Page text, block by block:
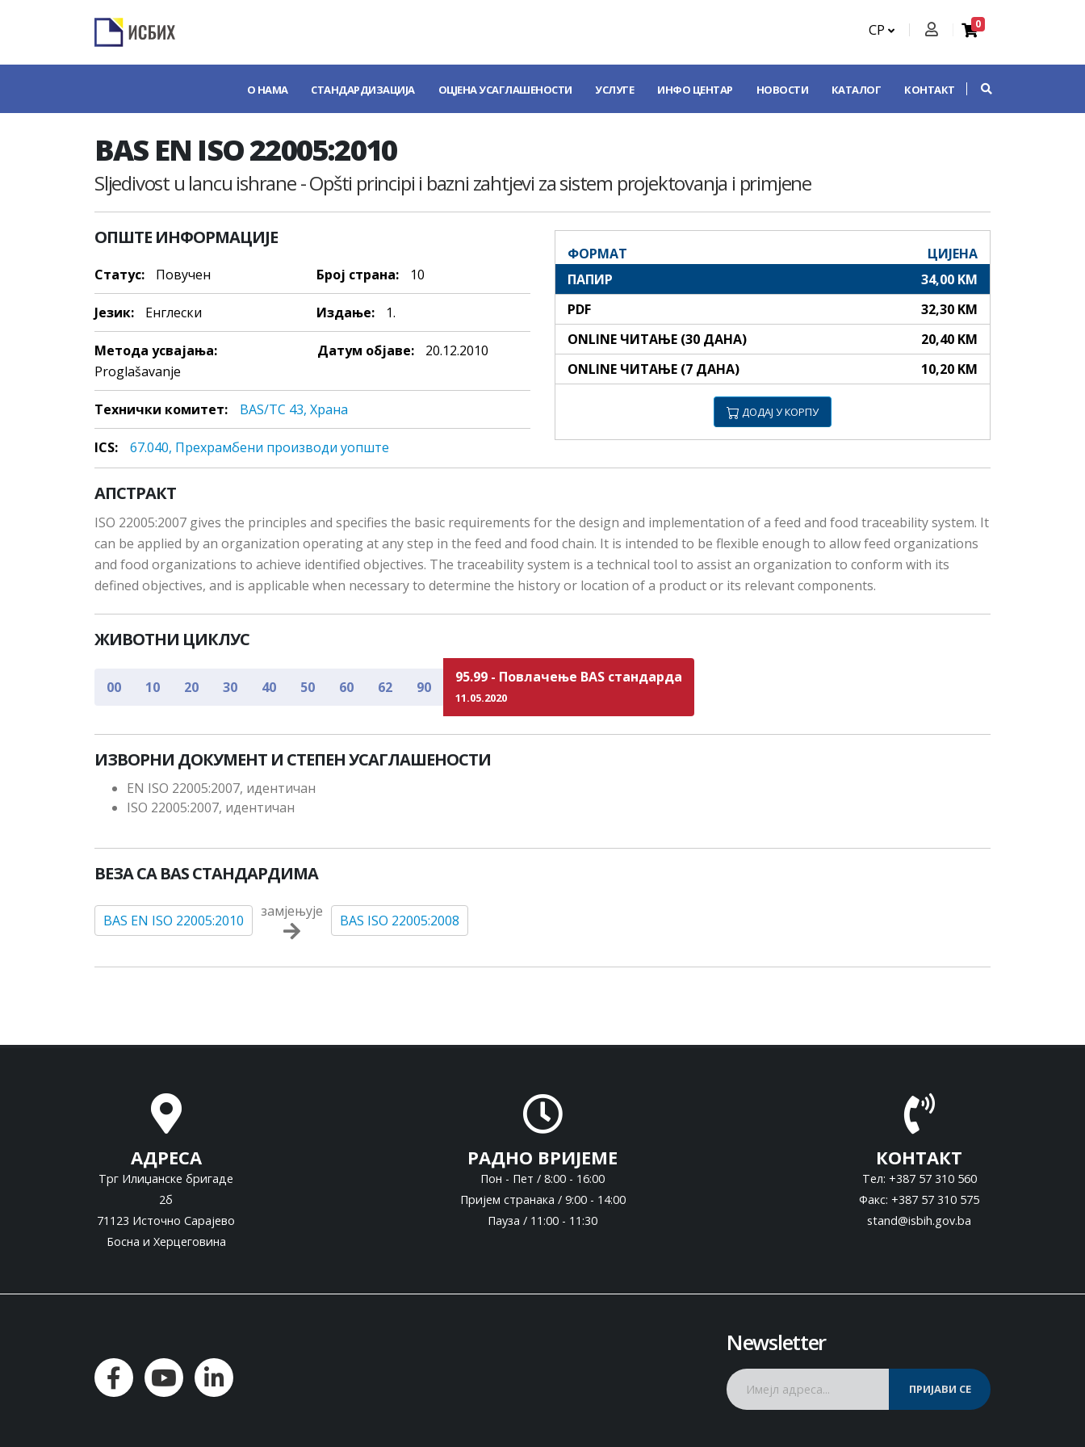
СР 0
О НАМА СТАНДАРДИЗАЦИЈА ОЦЈЕНА УСАГЛАШЕНОСТИ УСЛУГЕ ИНФО ЦЕНТАР НОВОСТИ КАТАЛОГ КОНТАКТ
BAS EN ISO 22005:2010
Sljedivost u lancu ishrane - Opšti principi i bazni zahtjevi za sistem projektovanja i primjene
ОПШТЕ ИНФОРМАЦИЈЕ
Статус: Повучен Број страна: 10
Језик: Енглески Издање: 1.
Метода усвајања:
Proglašavanje
Датум објаве: 20.12.2010
Технички комитет: BAS/TC 43, Храна
ICS: 67.040, Прeхрaмбeни прoизвoди уопште
ФОРМАТ
ЦИЈЕНА
ПАПИР
34,00 KM
PDF
32,30 KM
ONLINE ЧИТАЊЕ (30 ДАНА)
20,40 KM
ONLINE ЧИТАЊЕ (7 ДАНА)
10,20 KM
ДОДАЈ У КОРПУ
АПСТРАКТ
ISO 22005:2007 gives the principles and specifies the basic requirements for the design and implementation of a feed and food traceability system. It
can be applied by an organization operating at any step in the feed and food chain. It is intended to be flexible enough to allow feed organizations
and food organizations to achieve identified objectives. The traceability system is a technical tool to assist an organization to conform with its
defined objectives, and is applicable when necessary to determine the history or location of a product or its relevant components.
ЖИВОТНИ ЦИКЛУС
00 10 20 30 40 50 60 62 90
95.99 - Повлачење BAS стандарда
11.05.2020
ИЗВОРНИ ДОКУМЕНТ И СТЕПЕН УСАГЛАШЕНОСТИ
EN ISO 22005:2007, идентичан
ISO 22005:2007, идентичан
ВЕЗА СА BAS СТАНДАРДИМА
BAS EN ISO 22005:2010
замјењује
BAS ISO 22005:2008
АДРЕСА
Трг Илиџанске бригаде
2б
71123 Источно Сарајево
Босна и Херцеговина
РАДНО ВРИЈЕМЕ
Пон - Пет / 8:00 - 16:00
Пријем странака / 9:00 - 14:00
Пауза / 11:00 - 11:30
КОНТАКТ
Тел: +387 57 310 560
Факс: +387 57 310 575
stand@isbih.gov.ba
Newsletter
ПРИЈАВИ СЕ